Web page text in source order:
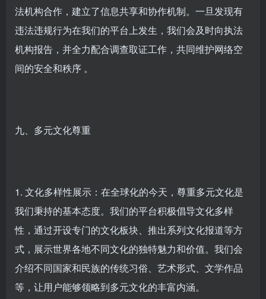
法机构合作，建立了信息共享和协作机制。一旦发现有
违法违规行为在我们的平台上发生，我们会及时向执法
机构报告，并全力配合调查取证工作，共同维护网络空
间的安全和秩序 。
九、多元文化尊重
1. 文化多样性展示：在全球化的今天，尊重多元文化是
我们秉持的基本态度。我们的平台积极倡导文化多样
性，通过开设专门的文化板块、推出系列文化报道等方
式，展示世界各地不同文化的独特魅力和价值。我们会
介绍不同国家和民族的传统习俗、艺术形式、文学作品
等，让用户能够领略到多元文化的丰富内涵。